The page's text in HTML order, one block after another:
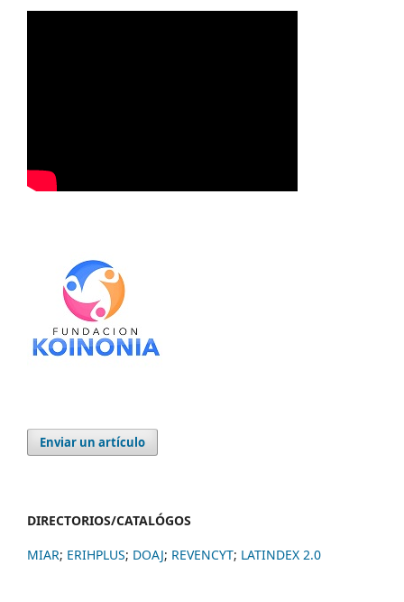
Enviar un artículo
DIRECTORIOS/CATALÓGOS
MIAR; ERIHPLUS; DOAJ; REVENCYT; LATINDEX 2.0